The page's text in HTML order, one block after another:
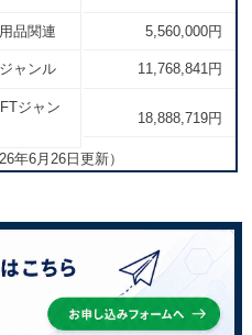
品関連 5,560,000円
ャンル 11,768,841円
ジャン
18,888,719円
年6月26日更新）